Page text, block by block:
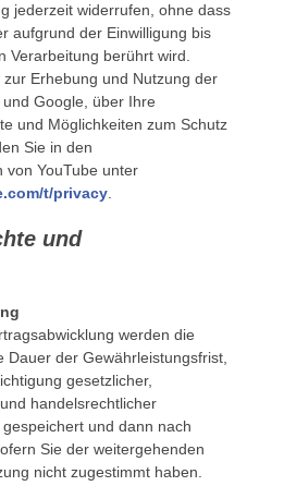
jederzeit widerrufen, ohne dass
aufgrund der Einwilligung bis
Verarbeitung berührt wird.
Erhebung und Nutzung der
Google, über Ihre
und Möglichkeiten zum Schutz
Sie in den
von YouTube unter
t/privacy
und
werden die
Dauer der Gewährleistungsfrist,
gesetzlicher,
handelsrechtlicher
und dann nach
Sie der weitergehenden
nicht zugestimmt haben.